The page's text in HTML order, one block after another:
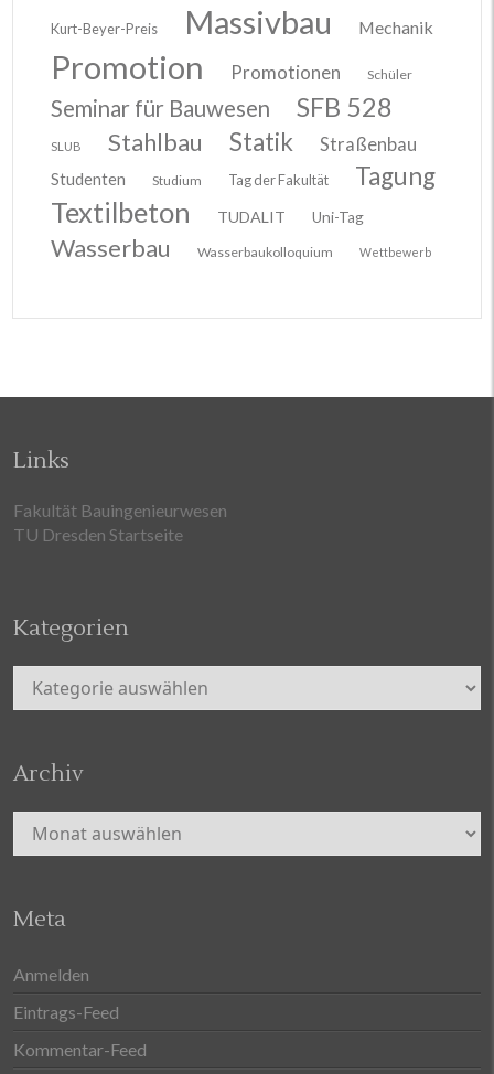
Kurt-Beyer-Preis Massivbau Mechanik
Promotion Promotionen Schüler
Seminar für Bauwesen SFB 528
SLUB Stahlbau Statik Straßenbau
Studenten Studium Tag der Fakultät Tagung
Textilbeton TUDALIT Uni-Tag
Wasserbau Wasserbaukolloquium Wettbewerb
Links
Fakultät Bauingenieurwesen
TU Dresden Startseite
Kategorien
Kategorien
Archiv
Archiv
Meta
Anmelden
Eintrags-Feed
Kommentar-Feed